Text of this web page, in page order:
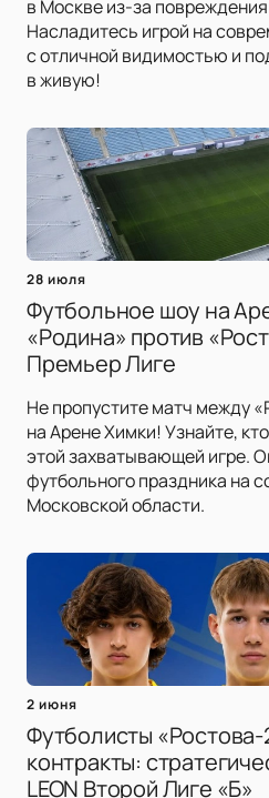
в Москве из-за
Насладитесь игрой на
с отличной видимостью и
в живую!
28 июля
Футбольное шоу на
«Родина» против
Премьер Лиге
Не пропустите матч между
на Арене Химки! Узнайте,
этой захватывающей игре.
футбольного праздника на
Московской области.
2 июня
Футболисты
контракты:
LEON Второй Лиге «Б»